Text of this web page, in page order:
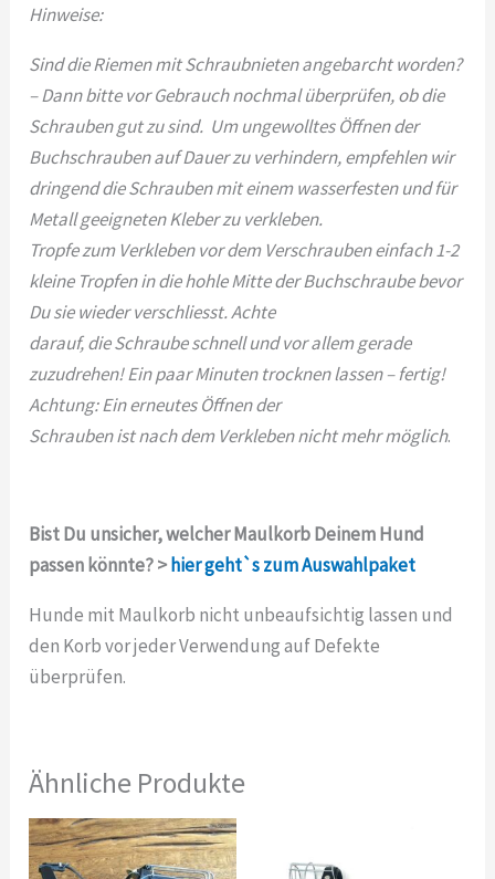
Hinweise:
Sind die Riemen mit Schraubnieten angebarcht worden?
– Dann bitte vor Gebrauch nochmal überprüfen, ob die
Schrauben gut zu sind. Um ungewolltes Öffnen der
Buchschrauben auf Dauer zu verhindern, empfehlen wir
dringend die Schrauben mit einem wasserfesten und für
Metall geeignetenKleber zu verkleben.
Tropfe zum Verkleben vor dem Verschrauben einfach 1-2
kleine Tropfen in die hohle Mitte der Buchschraube bevor
Du sie wieder verschliesst. Achte
darauf, die Schraube schnell und vor allem gerade
zuzudrehen! Ein paar Minuten trocknen lassen – fertig!
Achtung: Ein erneutes Öffnen der
Schrauben ist nach dem Verkleben nicht mehr möglich.
Bist Du unsicher, welcher Maulkorb Deinem Hund
passen könnte? >hier geht`s zum Auswahlpaket
Hunde mit Maulkorb nicht unbeaufsichtig lassen und
den Korb vor jeder Verwendung auf Defekte
überprüfen.
Ähnliche Produkte